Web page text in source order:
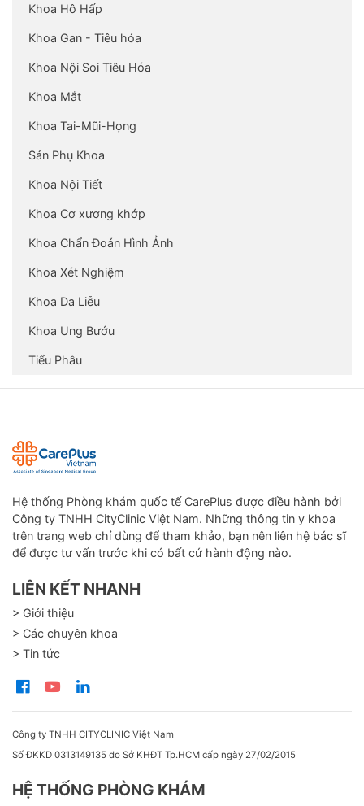
Khoa Hô Hấp
Khoa Gan - Tiêu hóa
Khoa Nội Soi Tiêu Hóa
Khoa Mắt
Khoa Tai-Mũi-Họng
Sản Phụ Khoa
Khoa Nội Tiết
Khoa Cơ xương khớp
Khoa Chẩn Đoán Hình Ảnh
Khoa Xét Nghiệm
Khoa Da Liễu
Khoa Ung Bướu
Tiểu Phẫu
Hệ thống Phòng khám quốc tế CarePlus được điều hành bởi
Công ty TNHH CityClinic Việt Nam. Những thông tin y khoa
trên trang web chỉ dùng để tham khảo, bạn nên liên hệ bác sĩ
để được tư vấn trước khi có bất cứ hành động nào.
LIÊN KẾT NHANH
> Giới thiệu
> Các chuyên khoa
> Tin tức
Công ty TNHH CITYCLINIC Việt Nam
Số ĐKKD 0313149135 do Sở KHĐT Tp.HCM cấp ngày 27/02/2015
HỆ THỐNG PHÒNG KHÁM